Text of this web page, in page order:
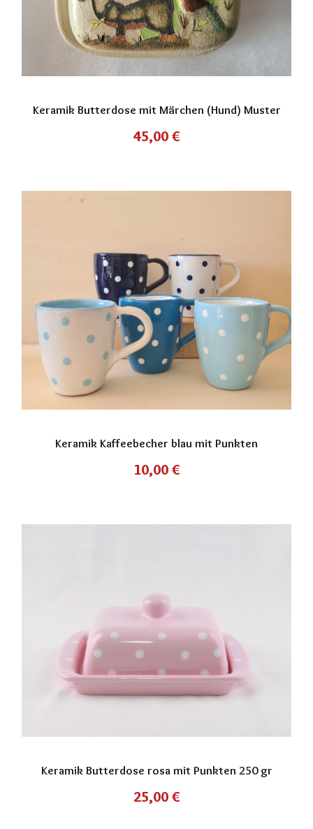
Keramik Butterdose mit Märchen (Hund) Muster
45,00 €
Keramik Kaffeebecher blau mit Punkten
10,00 €
Keramik Butterdose rosa mit Punkten 250 gr
25,00 €